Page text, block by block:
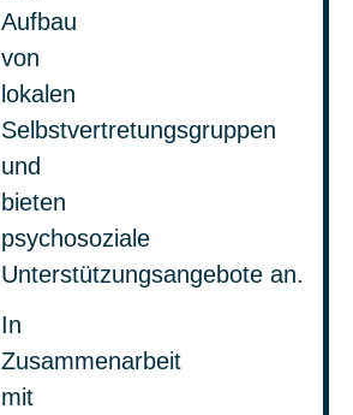
Aufbau
von
lokalen
Selbstvertretungsgruppen
und
bieten
psychosoziale
Unterstützungsangebote an.
In
Zusammenarbeit
mit